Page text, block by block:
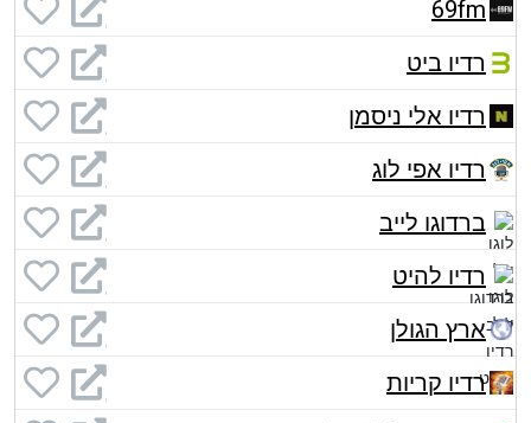
69fm
רדיו ביט
רדיו אלי ניסמן
רדיו אפי לוג
ברדוגו לייב
רדיו להיט
ארץ הגולן
רדיו קריות